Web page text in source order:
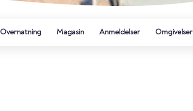
Overnatning Magasin Anmeldelser Omgivelser